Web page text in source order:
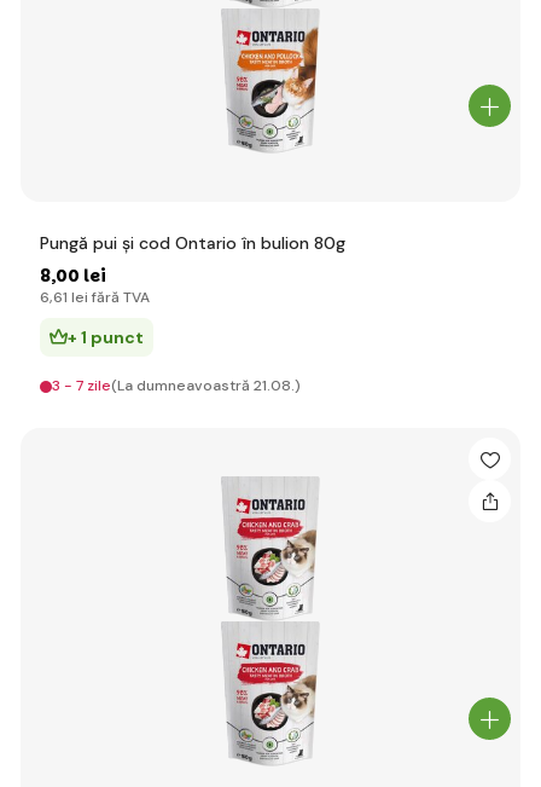
Pungă pui și cod Ontario în bulion 80g
8,00 lei
6,61 lei fără TVA
+ 1 punct
3 - 7 zile(La dumneavoastră 21.08.)